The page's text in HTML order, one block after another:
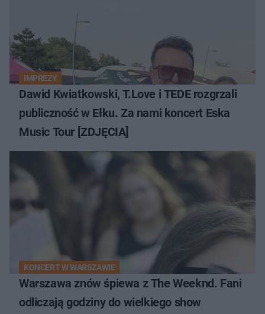
IMPREZY
Dawid Kwiatkowski, T.Love i TEDE rozgrzali
publiczność w Ełku. Za nami koncert Eska
Music Tour [ZDJĘCIA]
KONCERT W WARSZAWIE
Warszawa znów śpiewa z The Weeknd. Fani
odliczają godziny do wielkiego show